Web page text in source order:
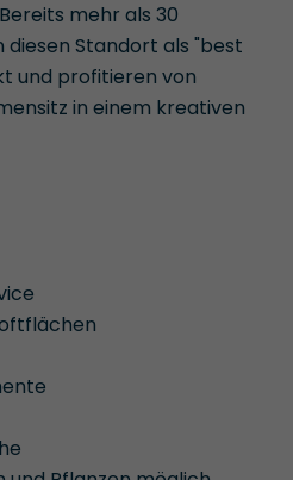
mehr als 30
Standort als "best
und profitieren von
in einem kreativen